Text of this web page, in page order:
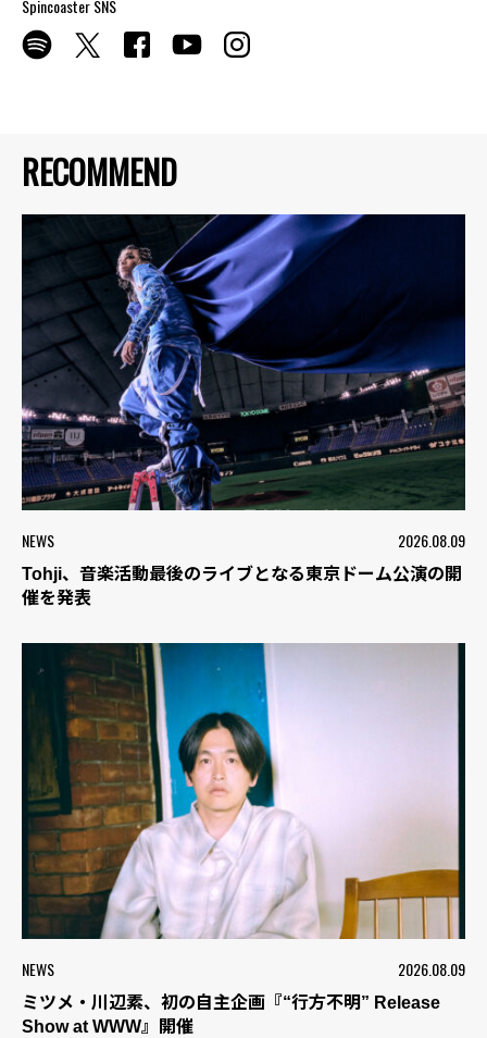
RECOMMEND
NEWS 2026.08.09
Tohji、音楽活動最後のライブとなる東京ドーム公演の開
催を発表
NEWS 2026.08.09
ミツメ・川辺素、初の自主企画『“行方不明” Release
Show at WWW』開催
Spincoaster SNS